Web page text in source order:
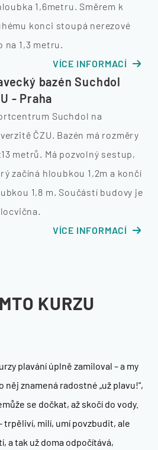
1,6metru. Směrem k
konci stoupá nerezové
na 1,3 metru.
VÍCE INFORMACÍ
bazén Suchdol
- Praha
Suchdol na
ČZU. Bazén má rozměry
metrů. Má pozvolný sestup,
začíná hloubkou 1,2m a končí
1,8 m. Součástí budovy je
VÍCE INFORMACÍ
KURZU
plavání úplně zamiloval – a my
něj znamená radostné „už plavu!“,
se dočkat, až skočí do vody.
milí, umí povzbudit, ale
a tak už doma odpočítává,